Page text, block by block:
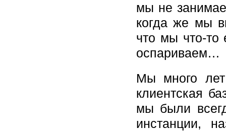
мы не
когда же мы
что мы что-то
оспариваем…
Мы много
клиентская
мы были
инстанции,